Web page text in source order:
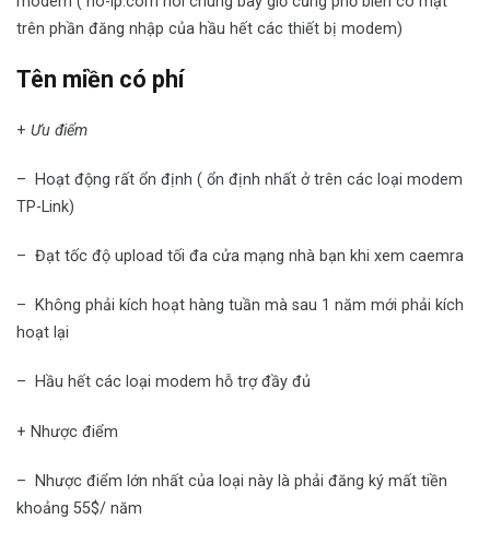
trên phần đăng nhập của hầu hết các thiết bị modem)
Tên miền có phí
+ Ưu điểm
– Hoạt động rất ổn định ( ổn định nhất ở trên các loại modem
TP-Link)
– Đạt tốc độ upload tối đa cửa mạng nhà bạn khi xem caemra
– Không phải kích hoạt hàng tuần mà sau 1 năm mới phải kích
hoạt lại
– Hầu hết các loại modem hỗ trợ đầy đủ
+ Nhược điểm
– Nhược điểm lớn nhất của loại này là phải đăng ký mất tiền
khoảng 55$/ năm